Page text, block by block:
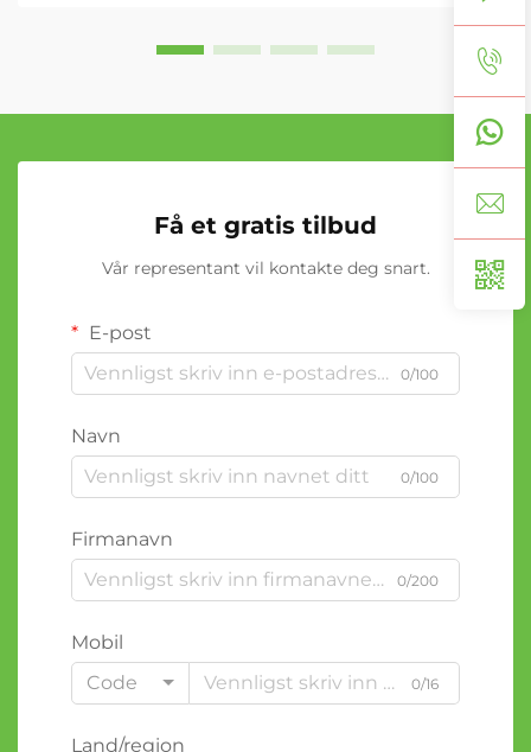
Få et gratis tilbud
Vår representant vil kontakte deg snart.
E-post
0/100
Navn
0/100
Firmanavn
0/200
Mobil
Code
0/16
Land/region